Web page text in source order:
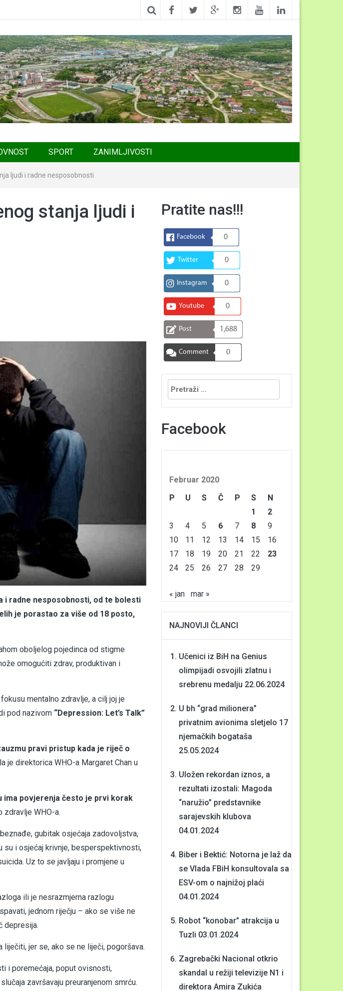
SPORT ZANIMLJIVOSTI
ljudi i radne nesposobnosti
stanja ljudi i
i radne nesposobnosti, od te bolesti
je porastao za više od 18 posto,
oboljelog pojedinca od stigme
omogućiti zdrav, produktivan i
mentalno zdravlje, a cilj joj je
pod nazivom “Depression: Let’s Talk”
pravi pristup kada je riječ o
je direktorica WHO-a Margaret Chan u
ima povjerenja često je prvi korak
zdravlje WHO-a.
gubitak osjećaja zadovoljstva,
su i osjećaj krivnje, besperspektivnosti,
Uz to se javljaju i promjene u
ili je nesrazmjerna razlogu
jednom riječju – ako se više ne
depresija.
jer se, ako se ne liječi, pogoršava.
i poremećaja, poput ovisnosti,
završavaju preuranjenom smrću.
Pratite nas!!!
Facebook 0
Twitter 0
Instagram 0
Youtube 0
Post 1,688
Comment 0
Pretraga:
Facebook
Februar 2020
P
U S Č P S
N
1
2
3
4 5 6 7 8
9
10
11 12 13 14 15
16
17
18 19 20 21 22
23
24
25 26 27 28 29
« jan mar »
NAJNOVIJI ČLANCI
Učenici iz BiH na Genius
olimpijadi osvojili zlatnu i
srebrenu medalju 22.06.2024
U bh “grad milionera”
privatnim avionima sletjelo 17
njemačkih bogataša
25.05.2024
Uložen rekordan iznos, a
rezultati izostali: Magoda
“naružio” predstavnike
sarajevskih klubova
04.01.2024
Biber i Bektić: Notorna je laž da
se Vlada FBiH konsultovala sa
ESV-om o najnižoj plaći
04.01.2024
Robot “konobar” atrakcija u
Tuzli 03.01.2024
Zagrebački Nacional otkrio
skandal u režiji televizije N1 i
direktora Amira Zukića